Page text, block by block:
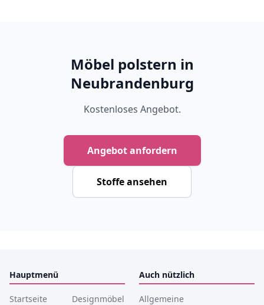
Möbel polstern in
Neubrandenburg
Kostenloses Angebot.
Angebot anfordern
Stoffe ansehen
Hauptmenü
Startseite
Designmöbel
Auch nützlich
Allgemeine